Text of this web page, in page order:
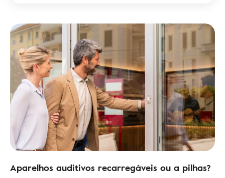
Aparelhos auditivos recarregáveis ou a pilhas?